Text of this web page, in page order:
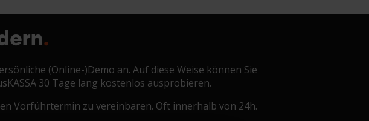
(Online-)Demo an. Auf diese Weise können Sie
30 Tage lang kostenlos ausprobieren.
Vorführtermin zu vereinbaren. Oft innerhalb von 24h.